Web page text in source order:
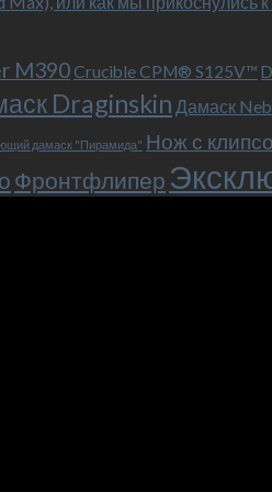
M390Crucible CPM® S125V™
Draginskin Дамаск
дамаск "Пирамида" Нож с
Фронтфлипер